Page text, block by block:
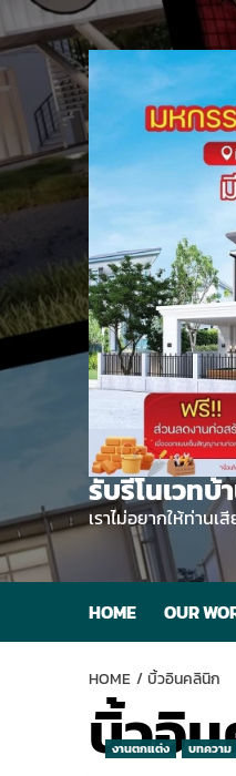
Skip
to
content
รับรีโนเวท
เราไม่อยากให้ท่าน
HOME OUR
HOME บิ้วอินคลินิก
บิ้วอิ
งานตกแต่ง บทความ